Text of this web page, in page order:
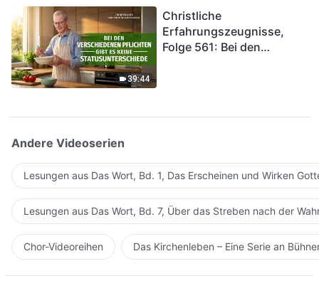
39:44
Christliche
Erfahrungszeugnisse,
Folge 561: Bei den
Andere Videoserien
Lesungen aus Das Wort, Bd. 1, Das Erscheinen und Wirken
Lesungen aus Das Wort, Bd. 7, Über das Streben nach der
Chor-Videoreihen Das Kirchenleben – Eine Serie an